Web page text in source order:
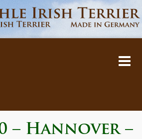
– Hannover –